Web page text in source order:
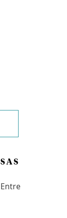
A S
Entre